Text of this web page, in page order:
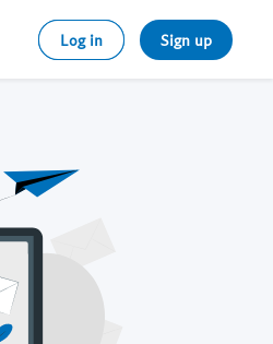
Log in Sign up